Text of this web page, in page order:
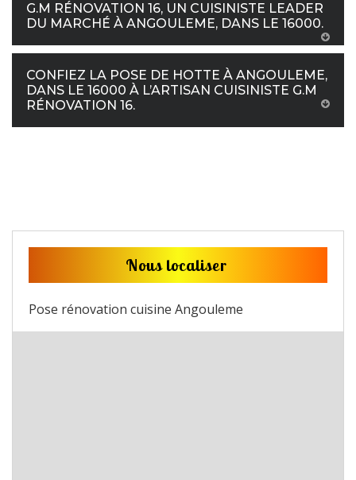
G.M RÉNOVATION 16, UN CUISINISTE LEADER
DU MARCHÉ À ANGOULEME, DANS LE 16000.
CONFIEZ LA POSE DE HOTTE À ANGOULEME,
DANS LE 16000 À L’ARTISAN CUISINISTE G.M
RÉNOVATION 16.
Nous localiser
Pose rénovation cuisine Angouleme